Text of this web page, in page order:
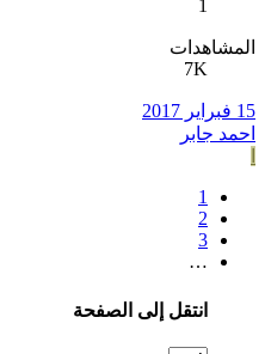
1
المشاهدات
7K
15 فبراير 2017
احمد جابر
1
2
3
…
انتقل إلى الصفحة